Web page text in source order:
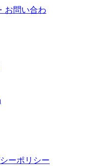
ーポリシー